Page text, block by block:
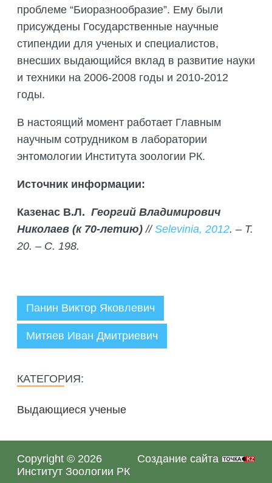
проблеме “Биоразнообразие”. Ему были
присуждены Государственные научные
стипендии для ученых и специалистов,
внесших выдающийся вклад в развитие науки
и техники на 2006-2008 годы и 2010-2012
годы.
В настоящий момент работает Главным
научным сотрудником в лаборатории
энтомологии Института зоологии РК.
Источник информации:
Казенас В.Л. Георгий Владимирович
Николаев (к 70-летию)//Selevinia, 2012. – Т.
20. – С. 198.
Администратор
06.06.2025
Панин Виктор Яковлевич
Митяев Иван Дмитриевич
КАТЕГОРИЯ:
Выдающиеся ученые
Copyright © 2026
Институт Зоологии РК
Создание сайта